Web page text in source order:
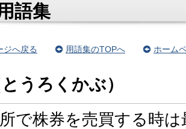
語集
ジへ戻る 用語集のTOPへ ホーム
うろくかぶ）
で株券を売買する時